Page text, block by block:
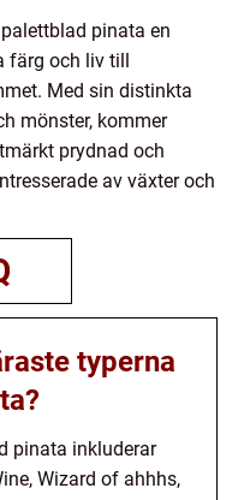
pinata en
och liv till
Med sin distinkta
mönster, kommer
prydnad och
av växter och
typerna
pinata inkluderar
Wizard of ahhhs,